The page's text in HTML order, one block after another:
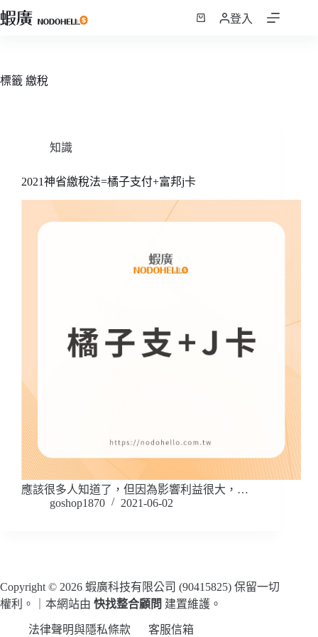
跳
至
內
登入
標籤 繳稅
知識
2021神省繳稅法=橘子支付+富邦j卡
應該很多人知道了，但因為影響利益很大，…
goshop1870
2021-06-02
Copyright © 2026 蝦廣科技有限公司 (90415825) 保留一切
權利。｜本網站由 快找整合顧問 建置維護。
法律聲明與隱私條款 客服信箱